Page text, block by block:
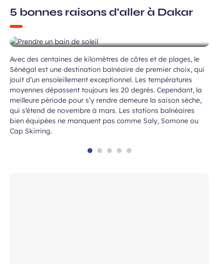
5 bonnes raisons d'aller à Dakar
Avec des centaines de kilomètres de côtes et de plages, le
Sénégal est une destination balnéaire de premier choix, qui
jouit d’un ensoleillement exceptionnel. Les températures
moyennes dépassent toujours les 20 degrés. Cependant, la
meilleure période pour s’y rendre demeure la saison sèche,
qui s’étend de novembre à mars. Les stations balnéaires
bien équipées ne manquent pas comme Saly, Somone ou
Cap Skirring.